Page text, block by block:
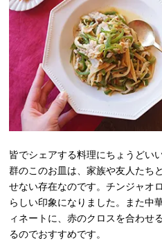
皆でシェアする料理にちょうどい
群のこのお皿は、家族や友人たち
せない存在なのです。チンジャオ
らしい印象になりました。また
ィネートに、赤のクロスを合わせ
るのでおすすめです。